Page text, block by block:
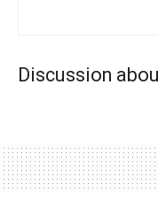
Discussion